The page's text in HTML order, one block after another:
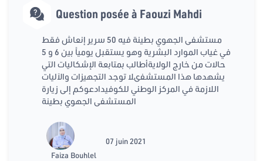
Question posée à Faouzi Mahdi
مستشفى الجهوي بطينة فيه 50 سرير إنعاش فقط
في غياب الموارد البشرية وهو يستقبل يومياً بين 6 و 5
حالات من خارج الولايةأطالب بمتابعة الإشكاليات التي
يشهدها هذا المستشفىلا توجد التجهيزات والآليات
اللازمة في المركز الوطني للكوفيدادعوكم إلى زيارة
المستشفى الجهوي بطينة
Faiza Bouhlel
07 juin 2021